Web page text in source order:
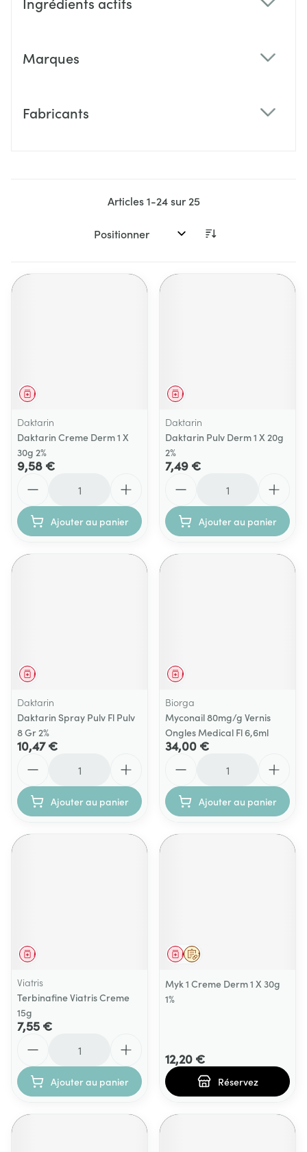
Marques
Fabricants
Articles1-24sur 25
Trier par:
Médicament
Daktarin
Daktarin Creme Derm 1 X
30g 2%
9,58 €
Ajouter au panier
Médicament
Daktarin
Daktarin Pulv Derm 1 X 20g
2%
7,49 €
Ajouter au panier
Médicament
Daktarin
Daktarin Spray Pulv Fl Pulv
8 Gr 2%
10,47 €
Ajouter au panier
Médicament
Biorga
Myconail 80mg/g Vernis
Ongles Medical Fl 6,6ml
34,00 €
Ajouter au panier
Médicament
Viatris
Terbinafine Viatris Creme
15g
7,55 €
Ajouter au panier
Sur prescription
Médicament
Myk 1 Creme Derm 1 X 30g
1%
12,20 €
Réservez